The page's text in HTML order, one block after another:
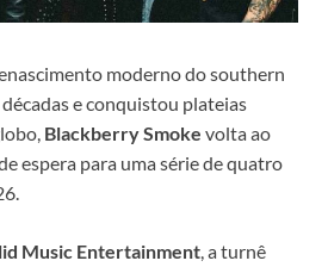
moderno do southern
e conquistou plateias
Blackberry Smoke volta ao
espera para uma série de quatro
Music Entertainment, a turnê